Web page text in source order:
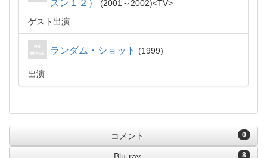
ズン１２）
2001～2002
TV
ゲスト出演
ランダム・ショット 1999
出演
0
コメント
8